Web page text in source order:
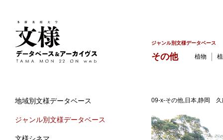
地域別文様データベース
ジャンル別文様データベース
ジャンル別文様データベース
その他 植物
09-x-その他,日本,静岡 久